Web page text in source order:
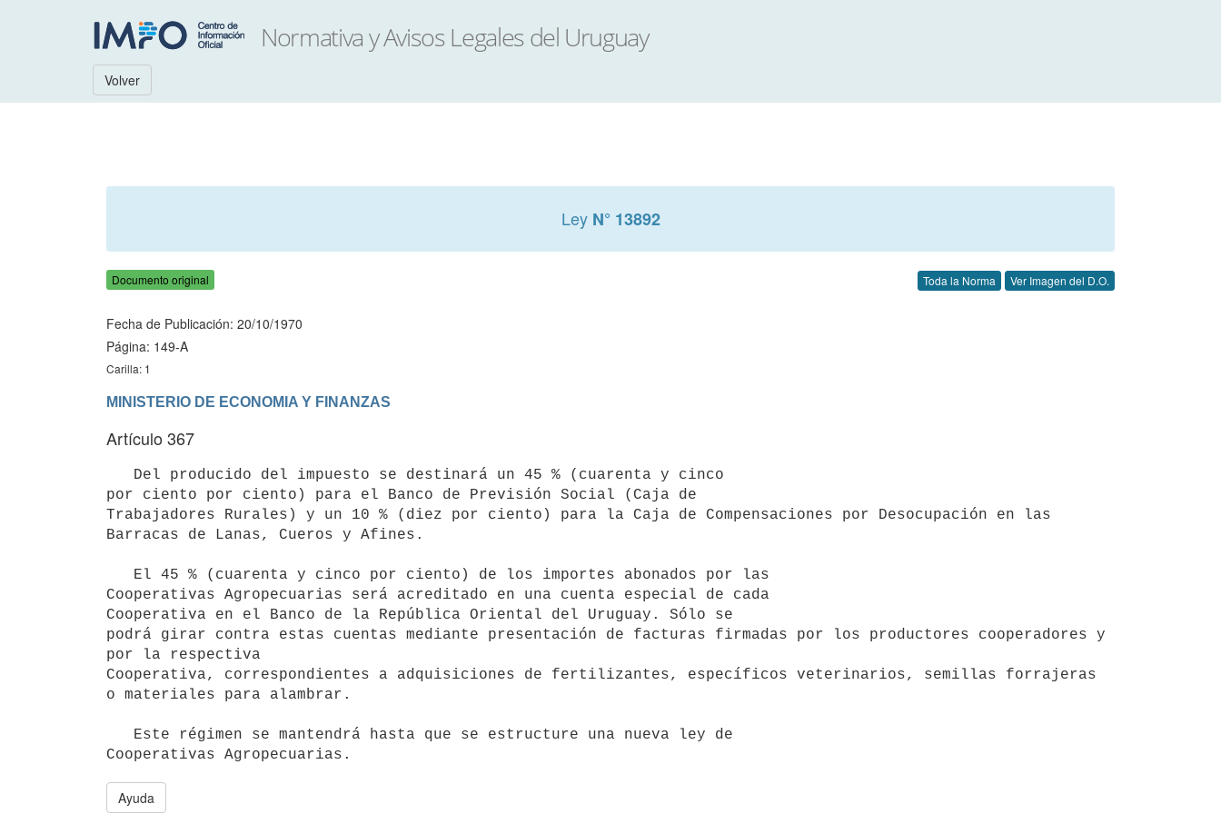
Volver
Ley N° 13892
Documento original Toda la Norma Ver Imagen del D.O.
Fecha de Publicación: 20/10/1970
Página: 149-A
Carilla: 1
MINISTERIO DE ECONOMIA Y FINANZAS
Artículo 367
por ciento por ciento) para el Banco de Previsión Social (Caja de
Trabajadores Rurales) y un 10 % (diez por ciento) para la Caja de Compensaciones por Desocupación en las
Barracas de Lanas, Cueros y Afines.
Cooperativas Agropecuarias será acreditado en una cuenta especial de cada
Cooperativa en el Banco de la República Oriental del Uruguay. Sólo se
podrá girar contra estas cuentas mediante presentación de facturas firmadas por los productores cooperadores y
por la respectiva
Cooperativa, correspondientes a adquisiciones de fertilizantes, específicos veterinarios, semillas forrajeras
o materiales para alambrar.
Cooperativas Agropecuarias.
Ayuda